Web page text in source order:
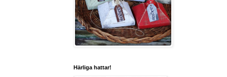
Härliga hattar!